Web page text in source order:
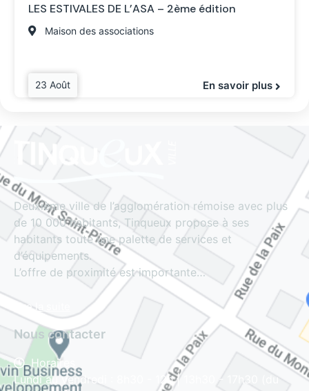
LES ESTIVALES DE L’ASA – 2ème édition
Maison des associations
23 Août En savoir plus
Deuxième ville de l’agglomération rémoise avec plus
de 10 000 habitants, Tinqueux propose à ses
habitants toute une palette de services et
d’équipements.
L’offre de proximité est importante…
Lire la suite
Nous contacter
Horaires
Lundi au vendredi : 8h30 - 12h | 13h30 - 17h30 (du